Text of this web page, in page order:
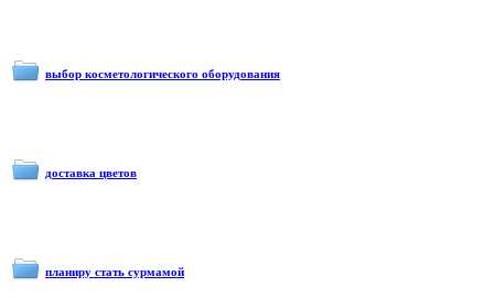
выбор косметологического оборудования
доставка цветов
планиру стать сурмамой